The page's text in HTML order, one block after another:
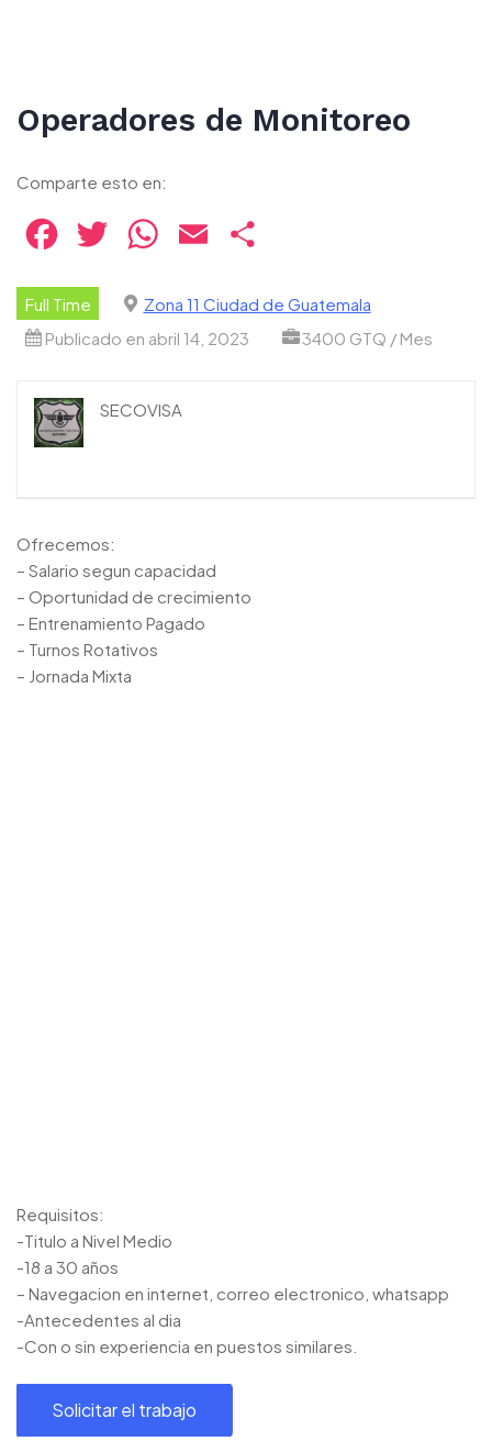
Operadores de Monitoreo
Comparte esto en:
Facebook
Twitter WhatsApp
Email
Full Time
Zona 11 Ciudad de Guatemala
Publicado en abril 14, 2023
3400 GTQ / Mes
SECOVISA
Ofrecemos:
– Salario segun capacidad
– Oportunidad de crecimiento
– Entrenamiento Pagado
– Turnos Rotativos
– Jornada Mixta
Requisitos:
-Titulo a Nivel Medio
-18 a 30 años
– Navegacion en internet, correo electronico, whatsapp
-Antecedentes al dia
-Con o sin experiencia en puestos similares.